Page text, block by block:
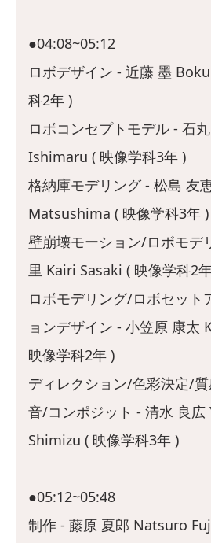
●04:08~05:12
ロボデザイン - 近藤 墨
科2年 )
ロボコンセプトモデル - 石
Ishimaru ( 映像学科3年 )
格納庫モデリング - 松島 友
Matsushima ( 映像学科3年 )
壁崩壊モーション/ロボモデ
里 Kairi Sasaki ( 映像学科2
ロボモデリング/ロボセット
ョンデザイン - 小笠原 康太
映像学科2年 )
ディレクション/色彩決定/
音/コンポジット - 清水 良
Shimizu ( 映像学科3年 )
●05:12~05:48
制作 - 藤原 夏郎 Natsuro